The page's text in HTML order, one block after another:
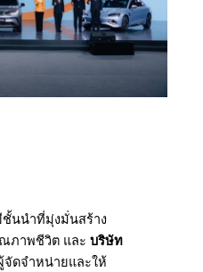
นนำที่มุ่งมั่นสร้าง
ภาพชีวิต และ บริษัท
จัดจําหน่ายและให้